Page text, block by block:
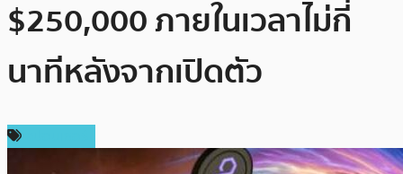
$250,000 ภายในเวลาไม่กี่
นาทีหลังจากเปิดตัว